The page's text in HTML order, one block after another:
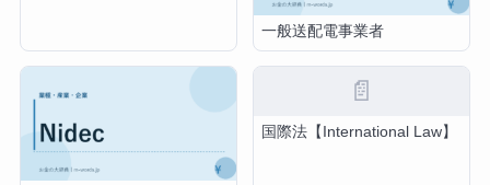
一般送配電事業者
📄
国際法【International Law】